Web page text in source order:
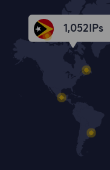
1,053 IPs